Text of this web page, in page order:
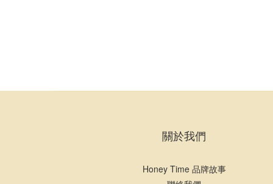
關於我們
Honey Time 品牌故事